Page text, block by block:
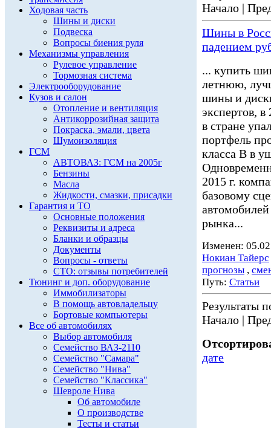
Ходовая часть
Шины и диски
Подвеска
Вопросы биения руля
Механизмы управления
Рулевое управление
Тормозная система
Электрооборудование
Кузов и салон
Отопление и вентиляция
Антикоррозийная защита
Покраска, эмали, цвета
Шумоизоляция
ГСМ
АВТОВАЗ: ГСМ на 2005г
Бензины
Масла
Жидкости, смазки, присадки
Гарантия и ТО
Основные положения
Реквизиты и адреса
Бланки и образцы
Документы
Вопросы - ответы
СТО: отзывы потребителей
Тюнинг и доп. оборудование
Иммобилизаторы
В помощь автовладельцу
Бортовые компьютеры
Все об автомобилях
Выбор автомобиля
Семейство ВАЗ-2110
Семейство "Самара"
Семейство "Нива"
Семейство "Классика"
Шевроле Нива
Об автомобиле
О производстве
Тесты и статьи
Начало |
Шины в
падением
... купить
летнюю,
шины и
экспертов,
в стране
портфель
класса B в
2015 г.
базовому
рынка...
Изменен:
Нокиан Тайерс
прогнозы ,
Путь: Статьи
Результаты
Начало |
дате